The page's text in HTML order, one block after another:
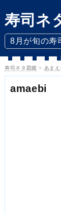
寿司ネ
8月が旬の寿
寿司ネタ図鑑 > あま
amaebi